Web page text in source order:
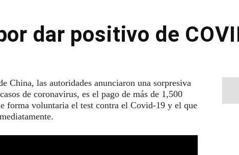
dar positivo de
China, las autoridades anunciaron una sorpresiva
de coronavirus, es el pago de más de 1,500
forma voluntaria el test contra el Covid-19 y el que